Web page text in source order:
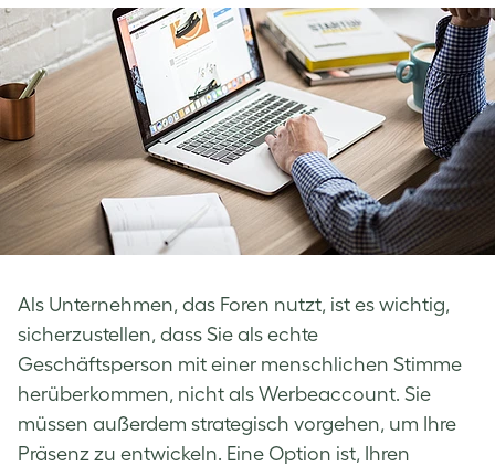
Als Unternehmen, das Foren nutzt, ist es wichtig,
sicherzustellen, dass Sie als echte
Geschäftsperson mit einer menschlichen Stimme
herüberkommen, nicht als Werbeaccount. Sie
müssen außerdem strategisch vorgehen, um Ihre
Präsenz zu entwickeln. Eine Option ist, Ihren